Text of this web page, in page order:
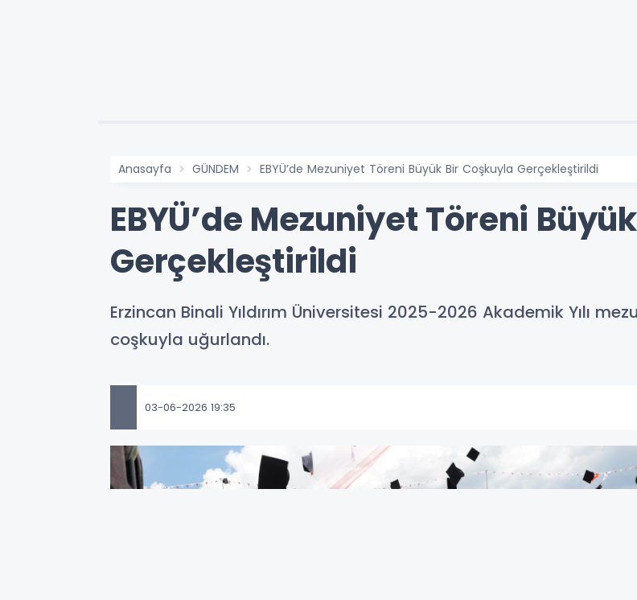
Anasayfa GÜNDEM EBYÜ’de Mezuniyet Töreni Büyük Bir Coşkuyla Gerçekleştirildi
EBYÜ’de Mezuniyet Töreni
Gerçekleştirildi
Erzincan Binali Yıldırım Üniversitesi 2025-2026 Akademik Yılı
coşkuyla uğurlandı.
03-06-2026 19:35